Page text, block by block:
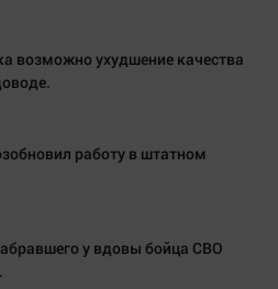
возможно ухудшение качества
работу в штатном
у вдовы бойца СВО